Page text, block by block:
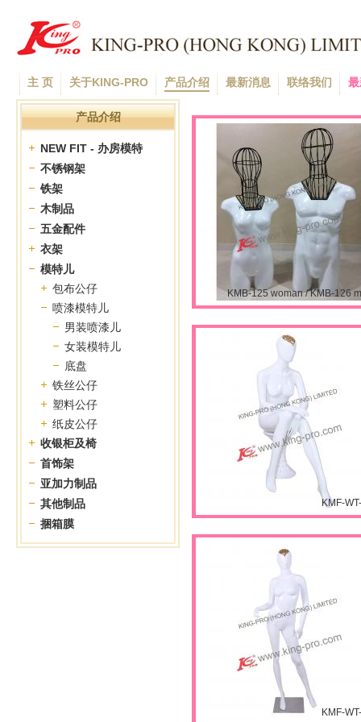
主 页 关于KING-PRO 产品介绍 最新消息 联络我们
产品介绍
NEW FIT - 办房模特
不锈钢架
铁架
木制品
五金配件
衣架
模特儿
包布公仔
喷漆模特儿
男装喷漆儿
女装模特儿
底盘
铁丝公仔
塑料公仔
纸皮公仔
收银柜及椅
首饰架
亚加力制品
其他制品
捆箱膜
KMB-125 woman / KMB-126
KMF-
KMF-